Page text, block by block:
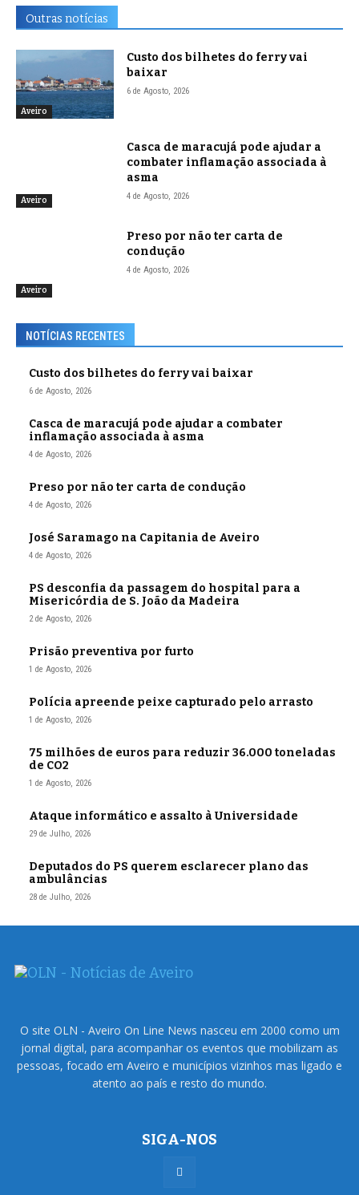
Outras notícias
Aveiro
Custo dos bilhetes do ferry vai
baixar
6 de Agosto, 2026
Aveiro
Casca de maracujá pode ajudar a
combater inflamação associada à
asma
4 de Agosto, 2026
Aveiro
Preso por não ter carta de
condução
4 de Agosto, 2026
NOTÍCIAS RECENTES
Custo dos bilhetes do ferry vai baixar
6 de Agosto, 2026
Casca de maracujá pode ajudar a combater
inflamação associada à asma
4 de Agosto, 2026
Preso por não ter carta de condução
4 de Agosto, 2026
José Saramago na Capitania de Aveiro
4 de Agosto, 2026
PS desconfia da passagem do hospital para a
Misericórdia de S. João da Madeira
2 de Agosto, 2026
Prisão preventiva por furto
1 de Agosto, 2026
Polícia apreende peixe capturado pelo arrasto
1 de Agosto, 2026
75 milhões de euros para reduzir 36.000 toneladas
de CO2
1 de Agosto, 2026
Ataque informático e assalto à Universidade
29 de Julho, 2026
Deputados do PS querem esclarecer plano das
ambulâncias
28 de Julho, 2026
O site OLN - Aveiro On Line News nasceu em 2000 como um
jornal digital, para acompanhar os eventos que mobilizam as
pessoas, focado em Aveiro e municípios vizinhos mas ligado e
atento ao país e resto do mundo.
SIGA-NOS